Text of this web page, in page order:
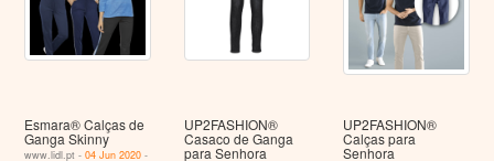
Esmara® Calças de
Ganga Skinny
www.lidl.pt -04 Jun 2020 -
UP2FASHION®
Casaco de Ganga
para Senhora
UP2FASHION®
Calças para
Senhora